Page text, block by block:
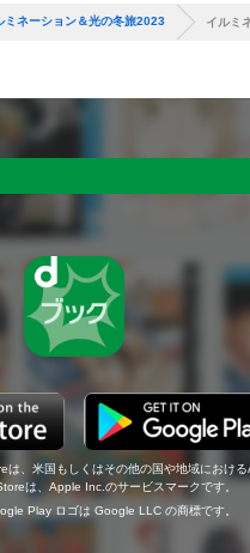
ミネーション＆光の冬旅2023 イルミ
は、米国もしくはその他の国や地域における
は、Apple Inc.のサービスマークです。
Play ロゴは Google LLC の商標です。